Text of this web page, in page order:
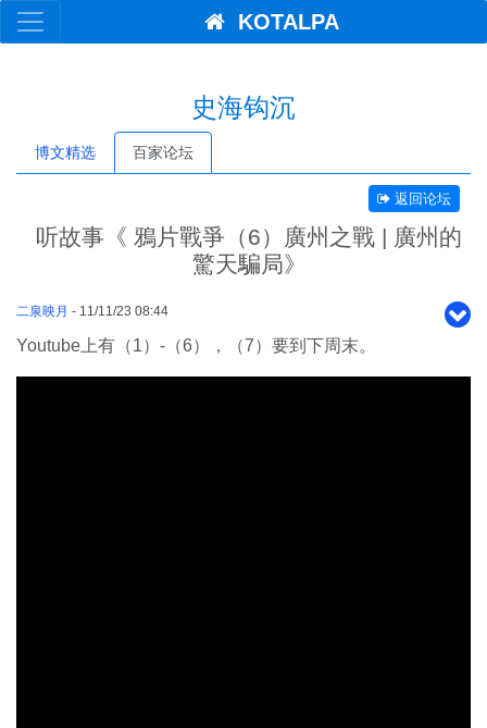
KOTALPA
史海钩沉
博文精选 百家论坛
返回论坛
听故事《 鴉片戰爭（6）廣州之戰 | 廣州的
驚天騙局》
二泉映月 - 11/11/23 08:44
Youtube上有（1）-（6），（7）要到下周末。